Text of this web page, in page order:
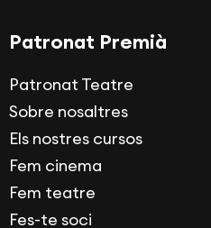
Patronat Premià
Patronat Teatre
Sobre nosaltres
Els nostres cursos
Fem cinema
Fem teatre
Fes-te soci